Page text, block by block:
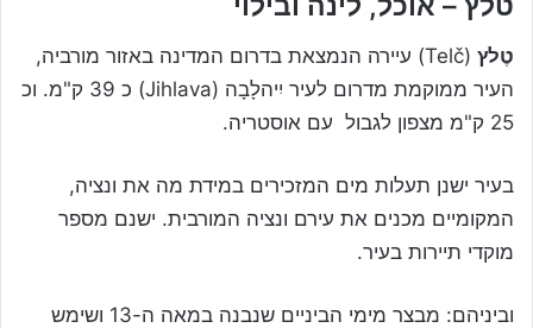
טֶלץ
(Telč) עיירה הנמצאת בדרום המדינה באזור מורביה,
העיר ממוקמת מדרום לעיר יִיהלָבָה (Jihlava) כ 39 ק"מ. וכ
25 ק"מ מצפון לגבול עם אוסטריה.
בעיר ישנן תעלות מים המזכירים במידת מה את ונציה,
המקומיים מכנים את עירם ונציה המורבית. ישנם מספר
מוקדי תיירות בעיר.
וביניהם: מבצר מימי הביניים שנבנה במאה ה-13 ושימש